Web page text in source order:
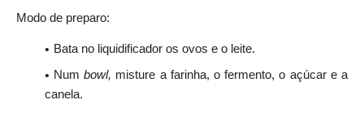
Modo de preparo:
Bata no liquidificador os ovos e o leite.
Numbowl, misture a farinha, o fermento, o açúcar e a
canela.